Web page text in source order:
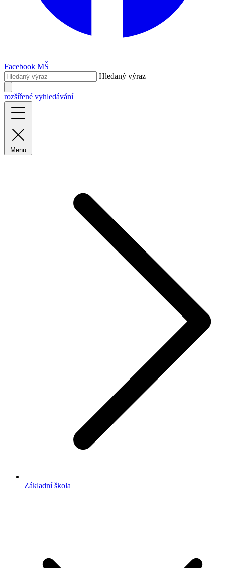
Facebook MŠ
Hledaný výraz
rozšířené vyhledávání
Menu
Základní škola